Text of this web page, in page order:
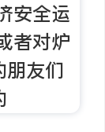
安全运
者对炉
朋友们